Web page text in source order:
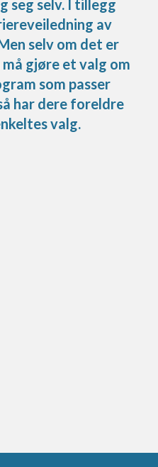
seg selv. I tillegg
av
selv om det er
gjøre et valg om
som passer
har dere foreldre
valg.